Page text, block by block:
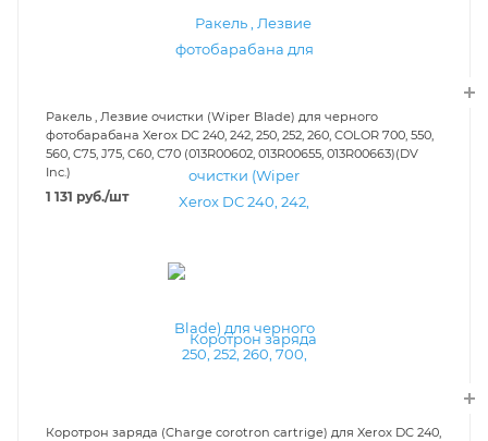
Ракель , Лезвие очистки (Wiper Blade) для черного
фотобарабана Xerox DC 240, 242, 250, 252, 260, COLOR 700, 550,
560, C75, J75, C60, C70 (013R00602, 013R00655, 013R00663)(DV
Inc.)
1 131 руб./шт
Коротрон заряда (Charge corotron cartrige) для Xerox DC 240,